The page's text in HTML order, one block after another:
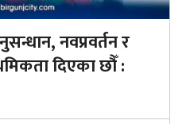
नवप्रवर्तन र
दिएका छौँ :